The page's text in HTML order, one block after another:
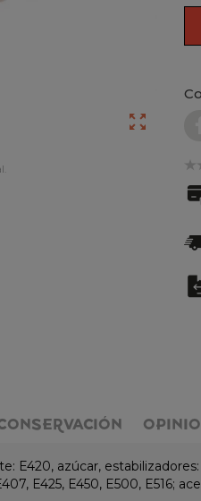

E420, azúcar,
E425, E450, E500, E516;